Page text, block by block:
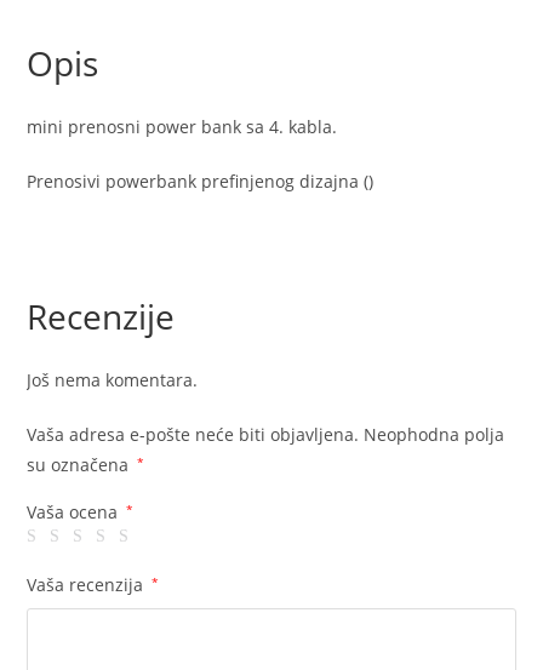
Opis
mini prenosni power bank sa 4. kabla.
Prenosivi powerbank prefinjenog dizajna ()
Recenzije
Još nema komentara.
Vaša adresa e-pošte neće biti objavljena. Neophodna polja
su označena
*
Vaša ocena *
Vaša recenzija *